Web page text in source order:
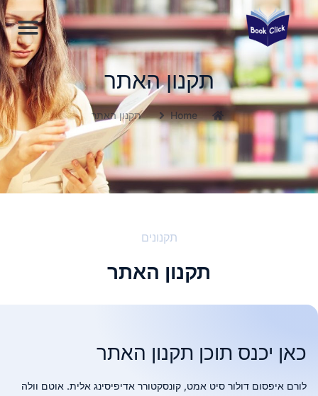
תקנון האתר
Home תקנון האתר
תקנונים
תקנון האתר
כאן יכנס תוכן תקנון האתר
לורם איפסום דולור סיט אמט, קונסקטורר אדיפיסינג אלית. אוטם וולה